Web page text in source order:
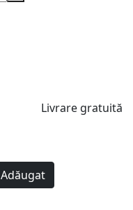
Livrare gratuită
Adăugat